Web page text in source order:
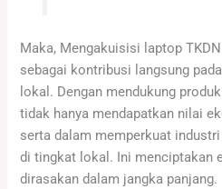
Maka, Mengakuisisi laptop
sebagai kontribusi langsung
lokal. Dengan mendukung
tidak hanya mendapatkan nilai
serta dalam memperkuat
di tingkat lokal. Ini menciptakan
dirasakan dalam jangka panjang.